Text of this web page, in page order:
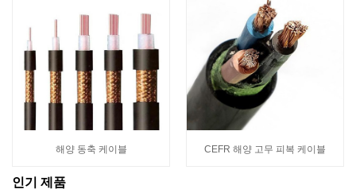
해양 동축 케이블 CEFR 해양 고무 피복 케이블
인기 제품